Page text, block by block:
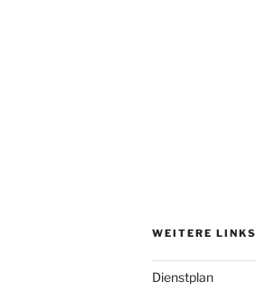
WEITERE LINKS
Dienstplan